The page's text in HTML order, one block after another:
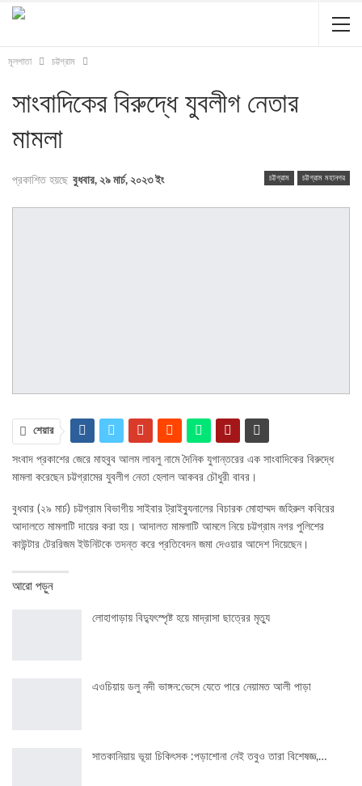
মূলপাতা চট্টগ্রাম
সাংবাদিকের বিরুদ্ধে যুবলীগ নেতার
মামলা
চট্টগ্রাম চট্টগ্রাম মহানগর
প্রকাশিত হয়ছে বুধবার, ২৯ মার্চ, ২০২৩ ইং
শেয়ার
সংবাদ প্রকাশের জেরে মাহবুব আলম লাবলু নামে দৈনিক যুগান্তরের এক সাংবাদিকের বিরুদ্ধে
মামলা করেছেন চট্টগ্রামের যুবলীগ নেতা হেলাল আকবর চৌধুরী বাবর।
বুধবার (২৯ মার্চ) চট্টগ্রাম বিভাগীয় সাইবার ট্রাইব্যুনালের বিচারক মোহাম্মদ জহিরুল কবিরের
আদালতে মামলাটি দায়ের করা হয়। আদালত মামলাটি আমলে নিয়ে চট্টগ্রাম নগর পুলিশের
কাউন্টার টেররিজম ইউনিটকে তদন্ত করে প্রতিবেদন জমা দেওয়ার আদেশ দিয়েছেন।
আরো পড়ুন
লোহাগাড়ায় বিদ্যুৎস্পৃষ্ট হয়ে মাদ্রাসা ছাত্রের মৃত্যু
এওচিয়ায় ডলু নদী ভাঙ্গন:ভেসে যেতে পারে নেয়ামত আলী পাড়া
সাতকানিয়ায় ভূয়া চিকিৎসক :পড়াশোনা নেই তবুও তারা বিশেষজ্ঞ,…